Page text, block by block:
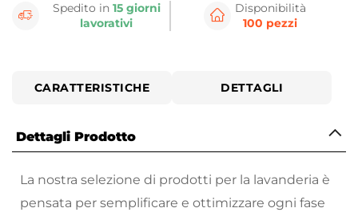
Spedito in 15 giorni
lavorativi
Disponibilità
100 pezzi
CARATTERISTICHE DETTAGLI
Dettagli Prodotto
La nostra selezione di prodotti per la lavanderia è
pensata per semplificare e ottimizzare ogni fase